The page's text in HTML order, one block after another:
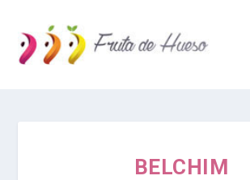
BELCHIM